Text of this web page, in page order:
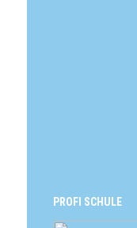
PROFI SCHULE